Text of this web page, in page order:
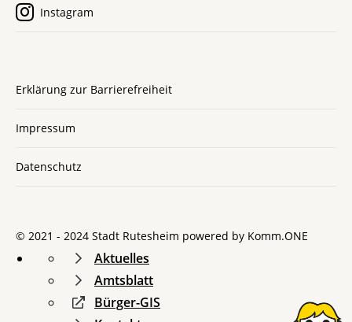
Instagram
Erklärung zur Barrierefreiheit
Impressum
Datenschutz
© 2021 - 2024 Stadt Rutesheim powered by Komm.ONE
Aktuelles
Amtsblatt
Bürger-GIS